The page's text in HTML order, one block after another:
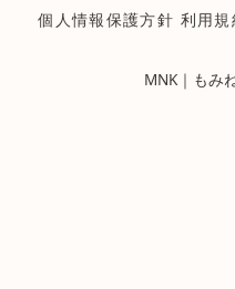
個人情報保護方針 利用規
MNK｜もみ